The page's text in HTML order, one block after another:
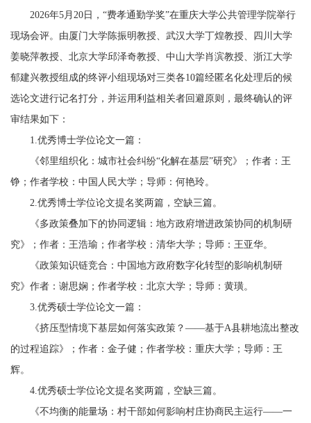
2026年5月20日，“费孝通勤学奖”在重庆大学公共管理学院举行
现场会评。由厦门大学陈振明教授、武汉大学丁煌教授、四川大学
姜晓萍教授、北京大学邱泽奇教授、中山大学肖滨教授、浙江大学
郁建兴教授组成的终评小组现场对三类各10篇经匿名化处理后的候
选论文进行记名打分，并运用利益相关者回避原则，最终确认的评
审结果如下：
1.优秀博士学位论文一篇：
《邻里组织化：城市社会纠纷“化解在基层”研究》；作者：王
铮；作者学校：中国人民大学；导师：何艳玲。
2.优秀博士学位论文提名奖两篇，空缺三篇。
《多政策叠加下的协同逻辑：地方政府增进政策协同的机制研
究》；作者：王浩瑜；作者学校：清华大学；导师：王亚华。
《政策知识链竞合：中国地方政府数字化转型的影响机制研
究》作者：谢思娴；作者学校：北京大学；导师：黄璜。
3.优秀硕士学位论文一篇：
《挤压型情境下基层如何落实政策？——基于A县耕地流出整改
的过程追踪》；作者：金子健；作者学校：重庆大学；导师：王
辉。
4.优秀硕士学位论文提名奖两篇，空缺三篇。
《不均衡的能量场：村干部如何影响村庄协商民主运行——一